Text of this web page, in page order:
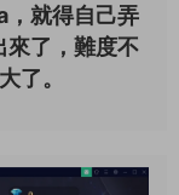
，就得自己弄
來了，難度不
了。